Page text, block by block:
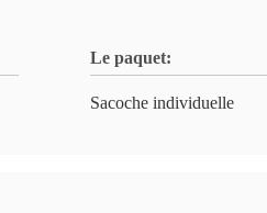
Le paquet:
Sacoche individuelle